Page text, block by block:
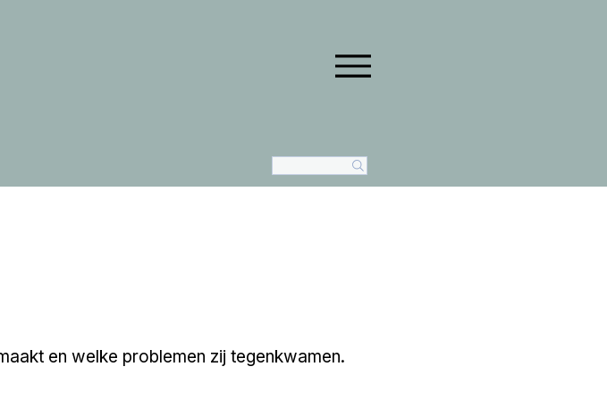
en welke problemen zij tegenkwamen.